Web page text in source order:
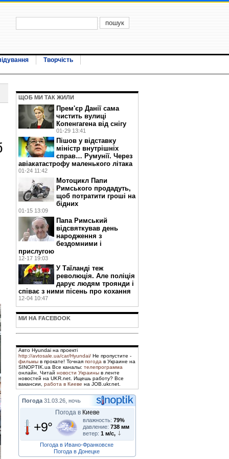
Творчість
ЩОБ МИ ТАК ЖИЛИ
Прем'єр Данії сама
чистить вулиці
Копенгагена від снігу
01-29 13:41
Пішов у відставку
міністр внутрішніх
справ… Румунії. Через
авіакатастрофу маленького літака
01-24 11:42
Мотоцикл Папи
Римського продадуть,
щоб потратити гроші на
бідних
01-15 13:09
Папа Римський
відсвяткував день
народження з
бездомними і
прислугою
12-17 19:03
У Таїланді теж
революція. Але поліція
дарує людям троянди і
співає з ними пісень про кохання
12-04 10:47
МИ НА FACEBOOK
Авто Hyundai на проекті
http://avtosale.ua/car/Hyundai/ Не пропустите -
фильмы в прокате! Точная погода в Украине на
SINOPTIK.ua Все каналы: телепрограмма
онлайн. Читай новости Украины в ленте
новостей на UKR.net. Ищешь работу? Все
вакансии, работа в Киеве на JOB.ukr.net.
Погода 31.03.26, ночь
Погода в Киеве
+9° влажность: 79%
давление: 738 мм
ветер: 1 м/с,
Погода в Ивано-Франковске
Погода в Донецке